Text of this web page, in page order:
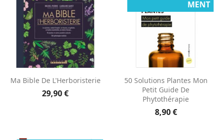
Ma Bible De L'Herboristerie
29,90 €
50 Solutions Plantes Mon
Petit Guide De
Phytothérapie
8,90 €
MENT